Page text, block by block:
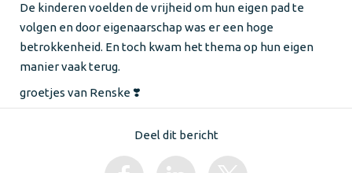
De kinderen voelden de vrijheid om hun eigen pad te
volgen en door eigenaarschap was er een hoge
betrokkenheid. En toch kwam het thema op hun eigen
manier vaak terug.
groetjes van Renske ❣️
Deel dit bericht